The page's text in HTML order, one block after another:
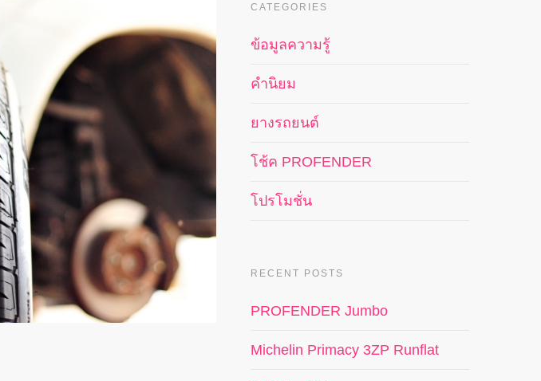
CATEGORIES
ข้อมูลความรู้
คำนิยม
ยางรถยนต์
โช้ค PROFENDER
โปรโมชั่น
RECENT POSTS
PROFENDER Jumbo
Michelin Primacy 3ZP Runflat